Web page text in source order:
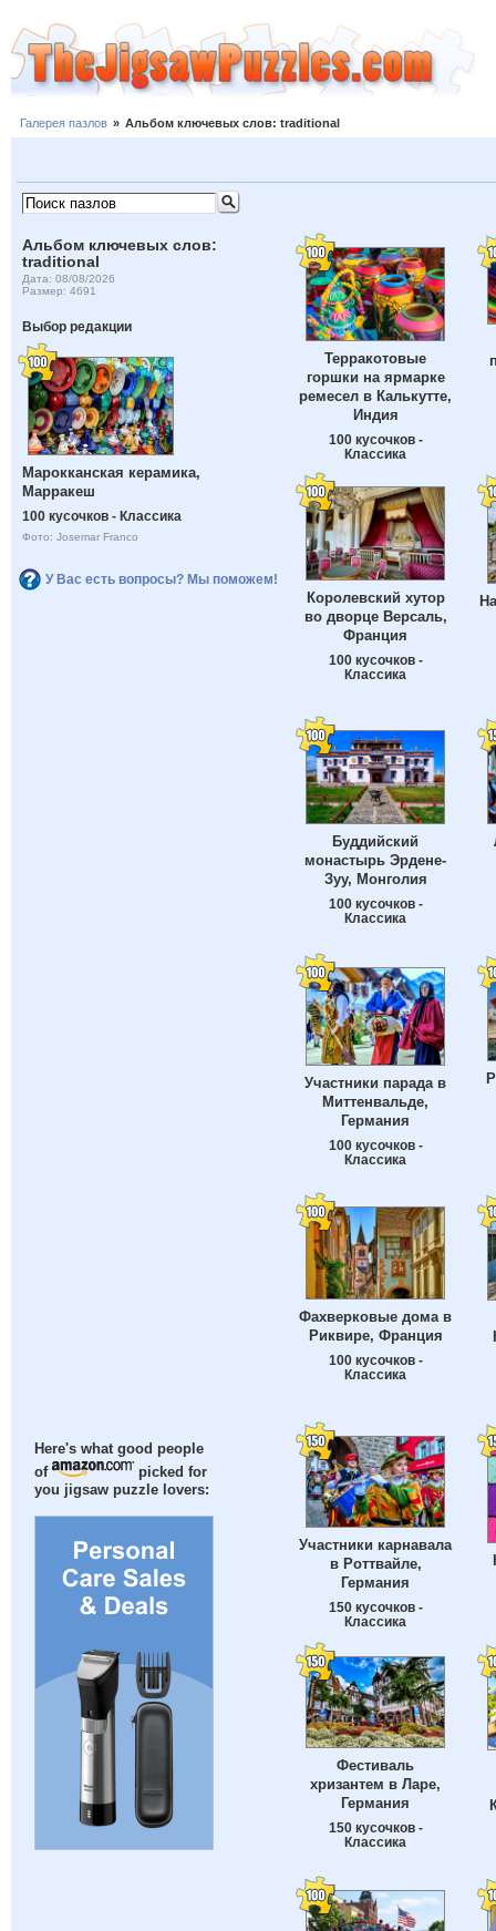
Галерея пазлов » Альбом ключевых слов: traditional
Альбом ключевых слов:
traditional
Дата: 08/08/2026
Размер: 4691
Выбор редакции
Марокканская керамика,
Марракеш
100 кусочков - Классика
Фото: Josemar Franco
У Вас есть вопросы? Мы поможем!
Here's what good people
of
picked for
you jigsaw puzzle lovers:
Терракотовые
горшки на ярмарке
ремесел в Калькутте,
Индия
100 кусочков -
Классика
Королевский хутор
во дворце Версаль,
Франция
100 кусочков -
Классика
Буддийский
монастырь Эрдене-
Зуу, Монголия
100 кусочков -
Классика
Участники парада в
Миттенвальде,
Германия
100 кусочков -
Классика
Фахверковые дома в
Риквире, Франция
100 кусочков -
Классика
Участники карнавала
в Роттвайле,
Германия
150 кусочков -
Классика
Фестиваль
хризантем в Ларе,
Германия
150 кусочков -
Классика